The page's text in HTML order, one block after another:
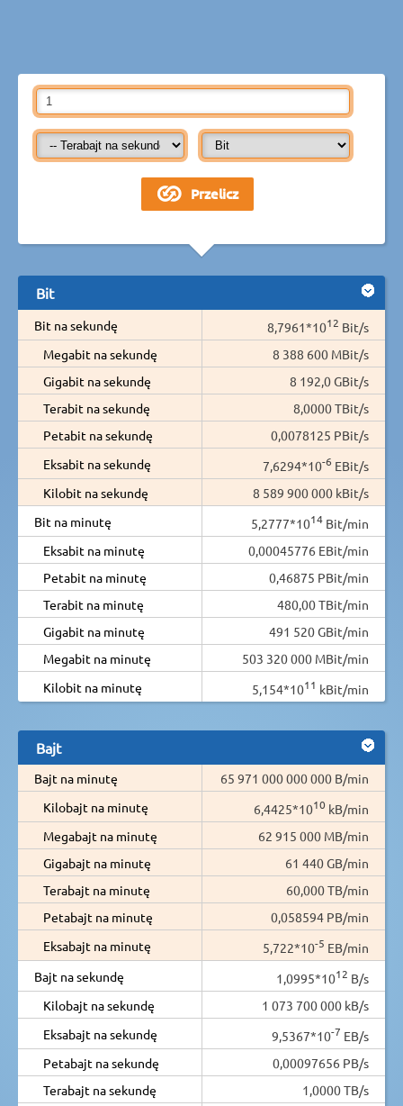
Bit
Bit na sekundę 8,7961*1012 Bit/s
Megabit na sekundę
8 388 600 MBit/s
Gigabit na sekundę
8 192,0 GBit/s
Terabit na sekundę
8,0000 TBit/s
Petabit na sekundę
0,0078125 PBit/s
Eksabit na sekundę
7,6294*10-6 EBit/s
Kilobit na sekundę
8 589 900 000 kBit/s
Bit na minutę
5,2777*1014 Bit/min
Eksabit na minutę
0,00045776 EBit/min
Petabit na minutę
0,46875 PBit/min
Terabit na minutę
480,00 TBit/min
Gigabit na minutę
491 520 GBit/min
Megabit na minutę
503 320 000 MBit/min
Kilobit na minutę
5,154*1011 kBit/min
Bajt
Bajt na minutę
65 971 000 000 000 B/min
Kilobajt na minutę
6,4425*1010 kB/min
Megabajt na minutę
62 915 000 MB/min
Gigabajt na minutę
61 440 GB/min
Terabajt na minutę
60,000 TB/min
Petabajt na minutę
0,058594 PB/min
Eksabajt na minutę
5,722*10-5 EB/min
Bajt na sekundę
1,0995*1012 B/s
Kilobajt na sekundę
1 073 700 000 kB/s
Eksabajt na sekundę
9,5367*10-7 EB/s
Petabajt na sekundę
0,00097656 PB/s
Terabajt na sekundę
1,0000 TB/s